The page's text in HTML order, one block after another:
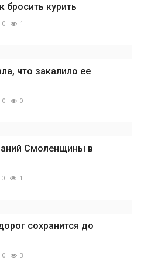
бросить курить
0 1
что закалило ее
0 0
Смоленщины в
0 1
сохранится до
0 3